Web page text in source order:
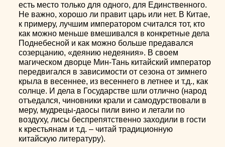
есть место только для одного, для Единственного.
Не важно, хорошо ли правит царь или нет. В Китае,
к примеру, лучшим императором считался тот, кто
как можно меньше вмешивался в конкретные дела
Поднебесной и как можно больше предавался
созерцанию, «деянию недеяния». В своем
магическом дворце Мин-Тань китайский император
передвигался в зависимости от сезона от зимнего
крыла в весеннее, из весеннего в летнее и т.д., как
солнце. И дела в Государстве шли отлично (народ
отъедался, чиновники крали и самодурствовали в
меру, мудрецы-даосы пили вино и летали по
воздуху, лисы беспрепятственно заходили в гости
к крестьянам и т.д. – читай традиционную
китайскую литературу).